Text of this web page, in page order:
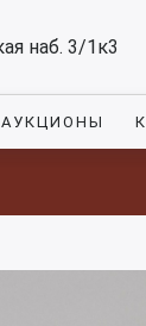
наб. 3/1к3
АУКЦИОНЫ